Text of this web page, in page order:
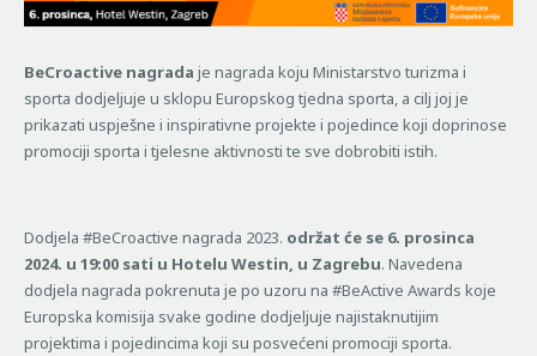
BeCroactive nagrada je nagrada koju Ministarstvo turizma i
sporta dodjeljuje u sklopu Europskog tjedna sporta, a cilj joj je
prikazati uspješne i inspirativne projekte i pojedince koji doprinose
promociji sporta i tjelesne aktivnosti te sve dobrobiti istih.
Dodjela #BeCroactive nagrada 2023. održat će se 6. prosinca
2024. u 19:00 sati u Hotelu Westin, u Zagrebu. Navedena
dodjela nagrada pokrenuta je po uzoru na #BeActive Awards koje
Europska komisija svake godine dodjeljuje najistaknutijim
projektima i pojedincima koji su posvećeni promociji sporta.